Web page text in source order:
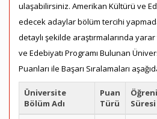
ulaşabilirsiniz. Amerikan Kültürü ve
edecek adaylar bölüm tercihi
detaylı şekilde araştırmalarında
ve Edebiyatı Programı Bulunan
Puanları ile Başarı Sıralamaları
Üniversite
Bölüm Adı
Puan
Türü
Süresi